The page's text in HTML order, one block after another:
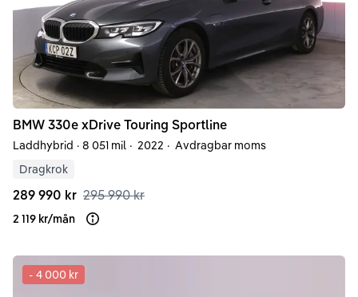
BMW 330e xDrive Touring Sportline
Laddhybrid · 8 051 mil · 2022 · Avdragbar moms
Dragkrok
289 990 kr 295 990 kr
2 119 kr/mån Läs mer om finansiering
- 4 000 kr